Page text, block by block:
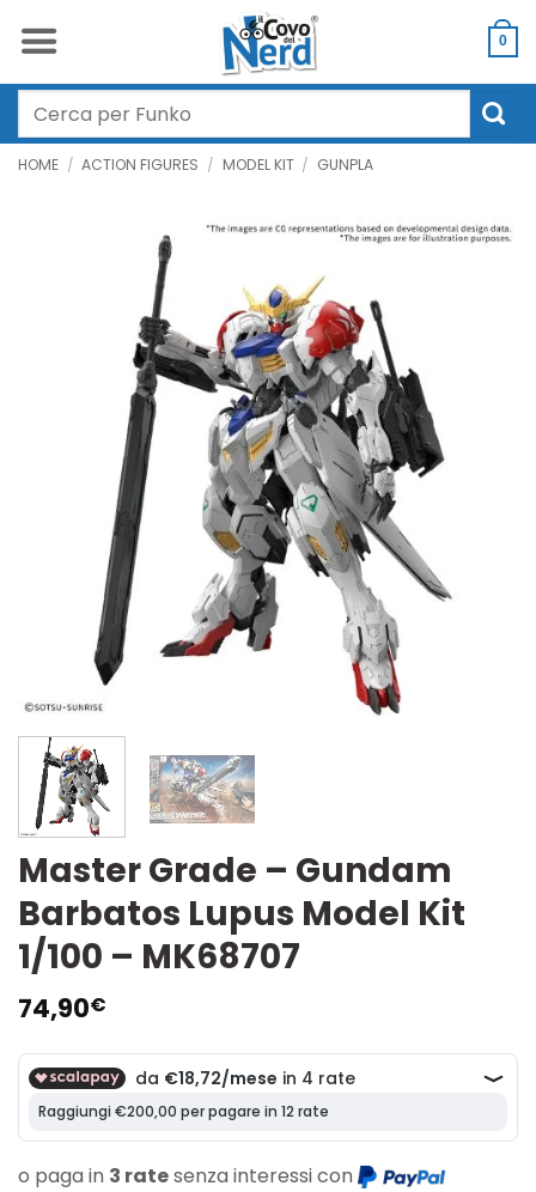
0
Cerca:
HOME / ACTION FIGURES / MODEL KIT / GUNPLA
Master Grade – Gundam
Barbatos Lupus Model Kit
1/100 – MK68707
74,90€
o paga in 3 ratesenza interessi con